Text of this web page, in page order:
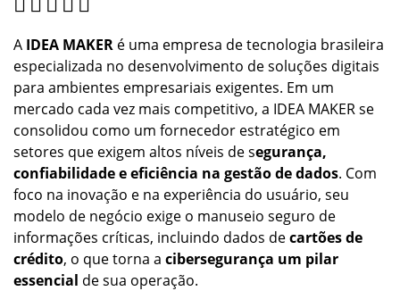
A IDEA MAKER é uma empresa de tecnologia brasileira
especializada no desenvolvimento de soluções digitais
para ambientes empresariais exigentes. Em um
mercado cada vez mais competitivo, a IDEA MAKER se
consolidou como um fornecedor estratégico em
setores que exigem altos níveis de segurança,
confiabilidade e eficiência na gestão de dados. Com
foco na inovação e na experiência do usuário, seu
modelo de negócio exige o manuseio seguro de
informações críticas, incluindo dados decartões de
crédito, o que torna a cibersegurança um pilar
essencial de sua operação.